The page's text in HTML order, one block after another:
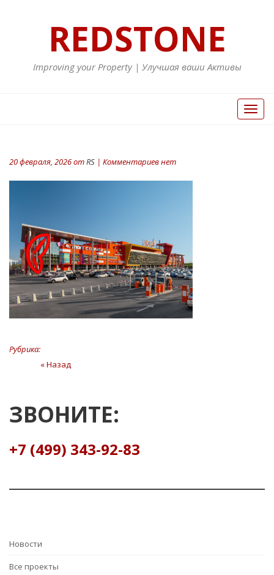
REDSTONE
Improving your Property | Улучшая ваши Активы
Вкл/
Выкл
20 февраля, 2026 отRS | Комментариев нет
Рубрика:
Навигация
записям
« Назад
ЗВОНИТЕ:
+7 (499) 343-92-83
Hовости
Все проекты